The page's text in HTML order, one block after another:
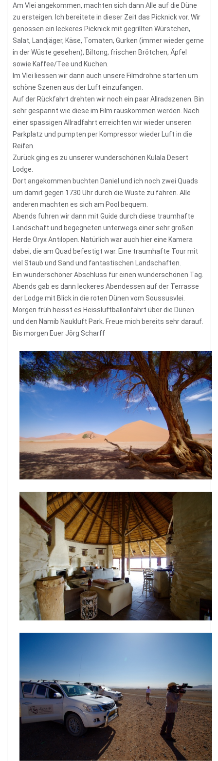
Am Vlei angekommen, machten sich dann Alle auf die Düne
zu ersteigen. Ich bereitete in dieser Zeit das Picknick vor. Wir
genossen ein leckeres Picknick mit gegrillten Würstchen,
Salat, Landjäger, Käse, Tomaten, Gurken (immer wieder gerne
in der Wüste gesehen), Biltong, frischen Brötchen, Äpfel
sowie Kaffee/Tee und Kuchen.
Im Vlei liessen wir dann auch unsere Filmdrohne starten um
schöne Szenen aus der Luft einzufangen.
Auf der Rückfahrt drehten wir noch ein paar Allradszenen. Bin
sehr gespannt wie diese im Film rauskommen werden. Nach
einer spassigen Allradfahrt erreichten wir wieder unseren
Parkplatz und pumpten per Kompressor wieder Luft in die
Reifen.
Zurück ging es zu unserer wunderschönen Kulala Desert
Lodge.
Dort angekommen buchten Daniel und ich noch zwei Quads
um damit gegen 1730 Uhr durch die Wüste zu fahren. Alle
anderen machten es sich am Pool bequem.
Abends fuhren wir dann mit Guide durch diese traumhafte
Landschaft und begegneten unterwegs einer sehr großen
Herde Oryx Antilopen. Natürlich war auch hier eine Kamera
dabei, die am Quad befestigt war. Eine traumhafte Tour mit
viel Staub und Sand und fantastischen Landschaften.
Ein wunderschöner Abschluss für einen wunderschönen Tag.
Abends gab es dann leckeres Abendessen auf der Terrasse
der Lodge mit Blick in die roten Dünen vom Soussusvlei.
Morgen früh heisst es Heissluftballonfahrt über die Dünen
und den Namib Naukluft Park. Freue mich bereits sehr darauf.
Bis morgen Euer Jörg Scharff